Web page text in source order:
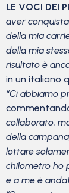
LE VOCI DEI
aver
della mia
della mia
risultato è
in un italiano
“Ci abbiamo
collaborato,
della
lottare
chilometro ho
e a me è